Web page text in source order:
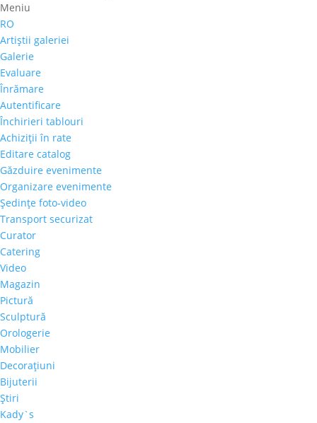
Meniu
RO
Artiştii galeriei
Galerie
Evaluare
Înrămare
Autentificare
Închirieri tablouri
Achiziţii în rate
Editare catalog
Găzduire evenimente
Organizare evenimente
Şedinţe foto-video
Transport securizat
Curator
Catering
Video
Magazin
Pictură
Sculptură
Orologerie
Mobilier
Decoraţiuni
Bijuterii
Ştiri
Kady`s